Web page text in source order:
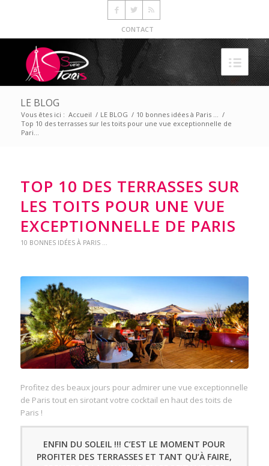
CONTACT
LE BLOG
Vous êtes ici : Accueil / LE BLOG / 10 bonnes idées à Paris ... /
Top 10 des terrasses sur les toits pour une vue exceptionnelle de
Pari...
TOP 10 DES TERRASSES SUR
LES TOITS POUR UNE VUE
EXCEPTIONNELLE DE PARIS
10 BONNES IDÉES À PARIS ...
Profitez des beaux jours pour admirer une vue exceptionnelle
de Paris tout en sirotant votre cocktail en haut des toits de
Paris !
ENFIN DU SOLEIL !!! C’EST LE MOMENT POUR
PROFITER DES TERRASSES ET TANT QU’À FAIRE,